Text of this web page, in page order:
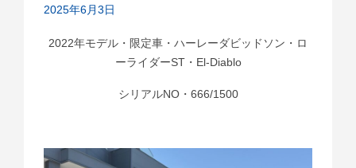
2025年6月3日
2022年モデル・限定車・ハーレーダビッドソン・ロ
ーライダーST・El‐Diablo
シリアルNO・666/1500